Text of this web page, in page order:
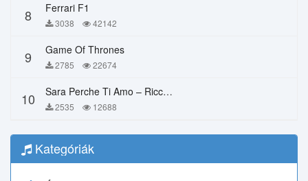
8 Ferrari F1
3038 42142
9 Game Of Thrones
2785 22674
10 Sara Perche Ti Amo – Ricchi E Poveri
2535 12688
Kategóriák